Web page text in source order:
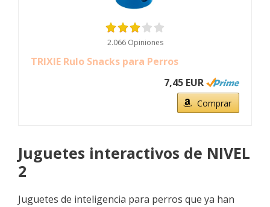
2.066 Opiniones
TRIXIE Rulo Snacks para Perros
7,45 EUR
Comprar
Juguetes interactivos de NIVEL
2
Juguetes de inteligencia para perros que ya han